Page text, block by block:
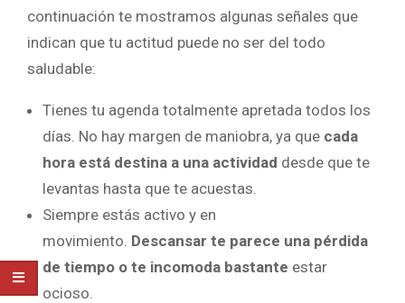
continuación te mostramos algunas señales que
indican que tu actitud puede no ser del todo
saludable:
Tienes tu agenda totalmente apretada todos los
días. No hay margen de maniobra, ya que cada
hora está destina a una actividad desde que te
levantas hasta que te acuestas.
Siempre estás activo y en
movimiento. Descansar te parece una pérdida
de tiempo o te incomoda bastante estar
ocioso.